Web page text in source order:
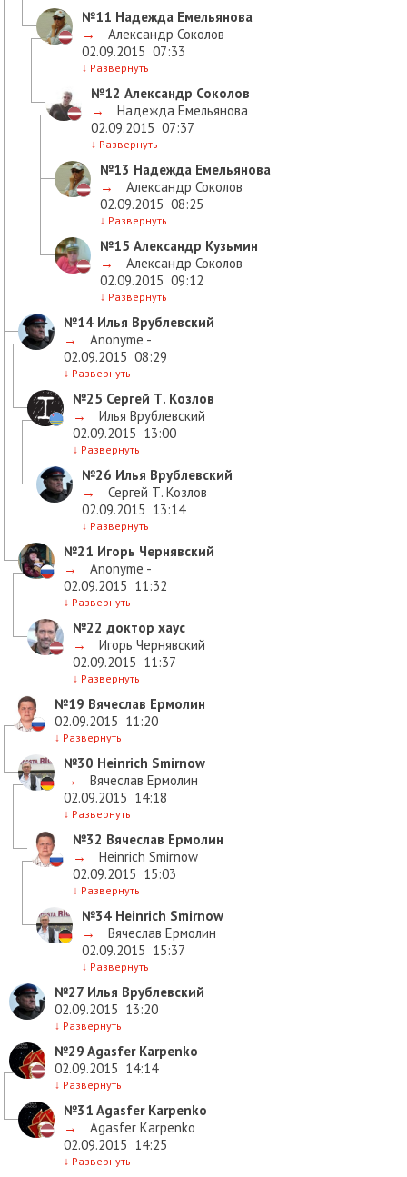
№11 Надежда Емельянова
→
Александр Соколов
02.09.2015 07:33
↓ Развернуть
№12 Александр Соколов
→
Надежда Емельянова
02.09.2015 07:37
↓ Развернуть
№13 Надежда Емельянова
→
Александр Соколов
02.09.2015 08:25
↓ Развернуть
№15 Александр Кузьмин
→
Александр Соколов
02.09.2015 09:12
↓ Развернуть
№14 Илья Врублевский
→
Anonyme -
02.09.2015 08:29
↓ Развернуть
№25 Сергей Т. Козлов
→
Илья Врублевский
02.09.2015 13:00
↓ Развернуть
№26 Илья Врублевский
→
Сергей Т. Козлов
02.09.2015 13:14
↓ Развернуть
№21 Игорь Чернявский
→
Anonyme -
02.09.2015 11:32
↓ Развернуть
№22 доктор хаус
→
Игорь Чернявский
02.09.2015 11:37
↓ Развернуть
№19 Вячеслав Ермолин
02.09.2015 11:20
↓ Развернуть
№30 Heinrich Smirnow
→
Вячеслав Ермолин
02.09.2015 14:18
↓ Развернуть
№32 Вячеслав Ермолин
→
Heinrich Smirnow
02.09.2015 15:03
↓ Развернуть
№34 Heinrich Smirnow
→
Вячеслав Ермолин
02.09.2015 15:37
↓ Развернуть
№27 Илья Врублевский
02.09.2015 13:20
↓ Развернуть
№29 Agasfer Karpenko
02.09.2015 14:14
↓ Развернуть
№31 Agasfer Karpenko
→
Agasfer Karpenko
02.09.2015 14:25
↓ Развернуть